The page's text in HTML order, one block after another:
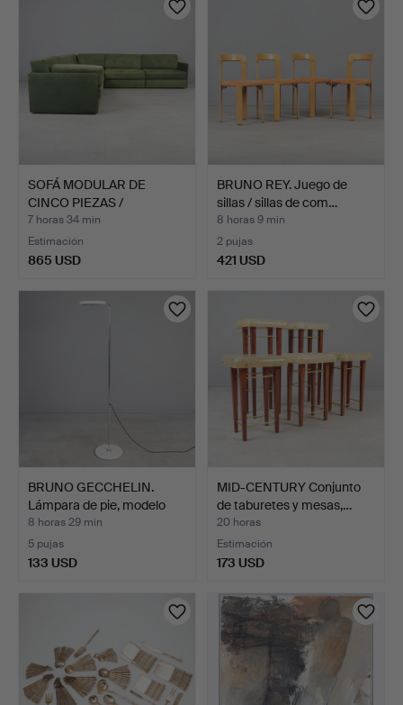
SOFÁ MODULAR DE
CINCO PIEZAS /
CONJUNTO DE…
7 horas 34 min
Estimación
865 USD
BRUNO REY. Juego de
sillas / sillas de com…
8 horas 9 min
2 pujas
421 USD
BRUNO GECCHELIN.
Lámpara de pie, modelo
'M…
8 horas 29 min
5 pujas
133 USD
MID-CENTURY Conjunto
de taburetes y mesas,…
20 horas
Estimación
173 USD